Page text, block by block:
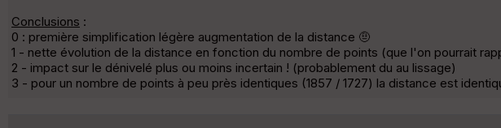
Conclusions :
0 : première simplification légère augmentation de la distance 🤨
1 - nette évolution de la distance en fonction du nombre de points (que l'on pourrait
2 - impact sur le dénivelé plus ou moins incertain ! (probablement du au lissage)
3 - pour un nombre de points à peu près identiques (1857 / 1727) la distance est